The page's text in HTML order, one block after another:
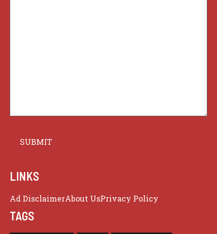
LINKS
Ad DisclaimerAbout UsPrivacy Policy
TAGS